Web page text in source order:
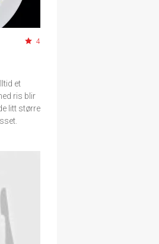
4
et
ris blir
litt større